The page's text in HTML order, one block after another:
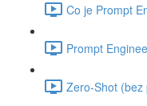
Co je Prompt
Prompt
Zero-Shot